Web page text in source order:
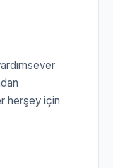
herşey için